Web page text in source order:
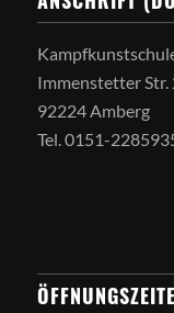
Immenstetter Str.
92224 Amberg
Tel. 0151-